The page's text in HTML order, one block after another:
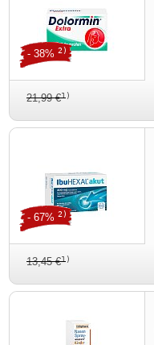
21,99 €1)
- 38% 2)
13,45 €1)
- 67% 2)